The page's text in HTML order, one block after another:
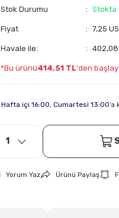
Stok Durumu Stokta
Fiyat 7,25
Havale ile: 402,08
*Bu ürünü414,51 TL'den
Hafta içi 16:00, Cumartesi 13:00’a
Yorum Yaz Ürünü Paylaş